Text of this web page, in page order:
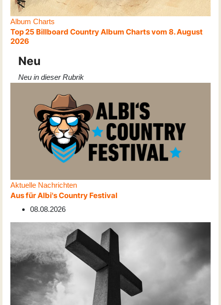
Album Charts
Top 25 Billboard Country Album Charts vom 8. August
2026
Neu
Neu in dieser Rubrik
Aktuelle Nachrichten
Aus für Albi's Country Festival
08.08.2026